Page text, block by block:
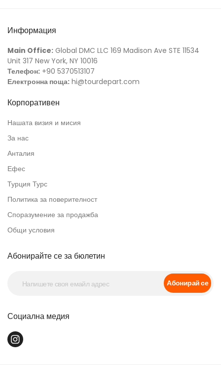
Информация
Main Office: Global DMC LLC 169 Madison Ave STE 11534
Unit 317 New York, NY 10016
Телефон: +90 5370513107
Електронна поща: hi@tourdepart.com
Корпоративен
Нашата визия и мисия
За нас
Анталия
Ефес
Турция Турс
Политика за поверителност
Споразумение за продажба
Общи условия
Абонирайте се за бюлетин
Абонирай се
Социална медия